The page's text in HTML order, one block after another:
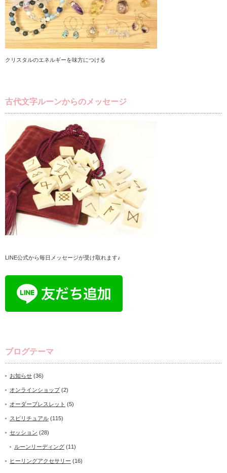
クリスタルのエネルギーを味方につける
古代文字ルーンからのメッセージ
LINE公式から毎日メッセージが受け取れます♪
ブログテーマ
お知らせ (36)
オンラインショップ(2)
オーダーブレスレット (5)
スピリチュアル (115)
セッション (28)
ルーンリーディング (11)
ヒーリングアクセサリー (16)